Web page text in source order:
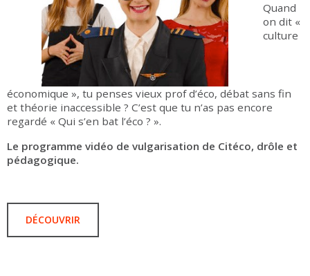
Quand
on dit «
culture
économique », tu penses vieux prof d’éco, débat sans fin
et théorie inaccessible ? C’est que tu n’as pas encore
regardé « Qui s’en bat l’éco ? ».
Le programme vidéo de vulgarisation de Citéco, drôle et
pédagogique.
DÉCOUVRIR